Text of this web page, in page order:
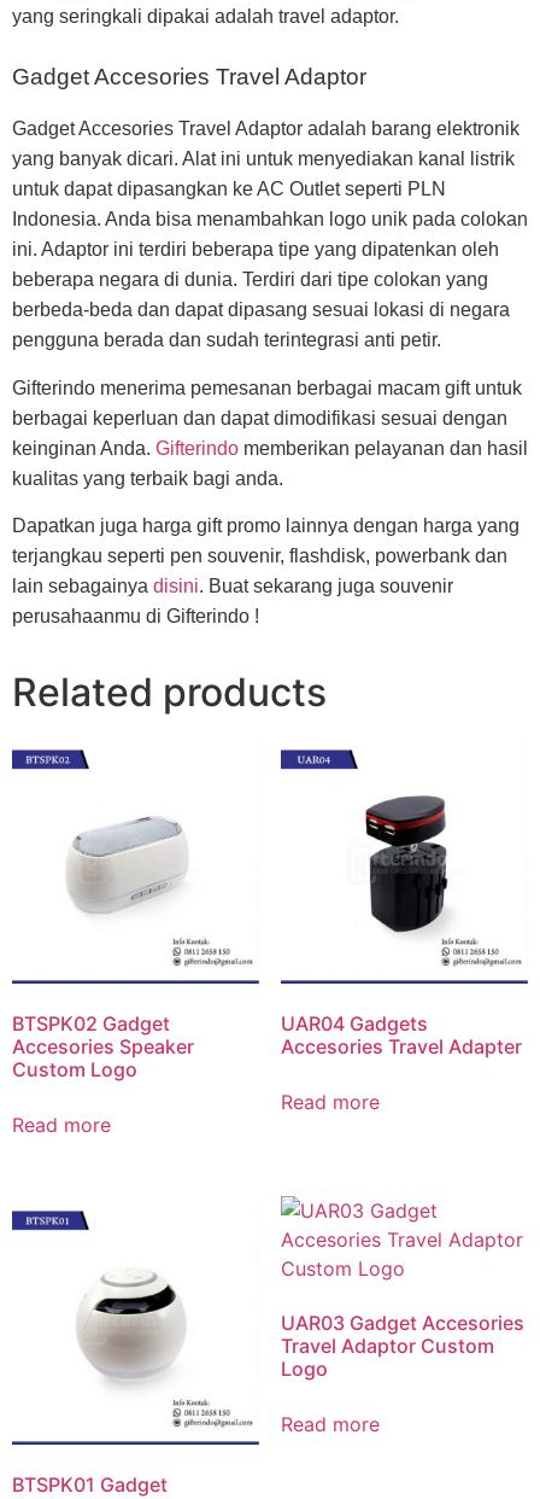
yang seringkali dipakai adalah travel adaptor.
Gadget Accesories Travel Adaptor
Gadget Accesories Travel Adaptor adalah barang elektronik
yang banyak dicari. Alat ini untuk menyediakan kanal listrik
untuk dapat dipasangkan ke AC Outlet seperti PLN
Indonesia. Anda bisa menambahkan logo unik pada colokan
ini. Adaptor ini terdiri beberapa tipe yang dipatenkan oleh
beberapa negara di dunia. Terdiri dari tipe colokan yang
berbeda-beda dan dapat dipasang sesuai lokasi di negara
pengguna berada dan sudah terintegrasi anti petir.
Gifterindo menerima pemesanan berbagai macam gift untuk
berbagai keperluan dan dapat dimodifikasi sesuai dengan
keinginan Anda. Gifterindo memberikan pelayanan dan hasil
kualitas yang terbaik bagi anda.
Dapatkan juga harga gift promo lainnya dengan harga yang
terjangkau seperti pen souvenir, flashdisk, powerbank dan
lain sebagainya disini. Buat sekarang juga souvenir
perusahaanmu di Gifterindo !
Related products
BTSPK02 Gadget
Accesories Speaker
Custom Logo
Read more
UAR04 Gadgets
Accesories Travel Adapter
Read more
BTSPK01 Gadget
UAR03 Gadget Accesories
Travel Adaptor Custom
Logo
Read more